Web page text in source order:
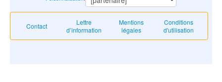
Contact
Lettre
d’information
Mentions
légales
Conditions
d'utilisation